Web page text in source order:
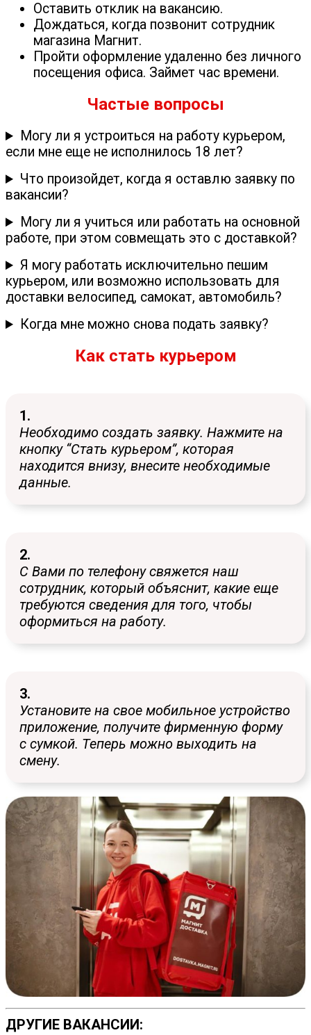
Оставить отклик на вакансию.
Дождаться, когда позвонит сотрудник
магазина Магнит.
Пройти оформление удаленно без личного
посещения офиса. Займет час времени.
Частые вопросы
Могу ли я устроиться на работу курьером,
если мне еще не исполнилось 18 лет?
Что произойдет, когда я оставлю заявку по
вакансии?
Могу ли я учиться или работать на основной
работе, при этом совмещать это с доставкой?
Я могу работать исключительно пешим
курьером, или возможно использовать для
доставки велосипед, самокат, автомобиль?
Когда мне можно снова подать заявку?
Как стать курьером
1.
Необходимо создать заявку. Нажмите на
кнопку “Стать курьером”, которая
находится внизу, внесите необходимые
данные.
2.
С Вами по телефону свяжется наш
сотрудник, который объяснит, какие еще
требуются сведения для того, чтобы
оформиться на работу.
3.
Установите на свое мобильное устройство
приложение, получите фирменную форму
с сумкой. Теперь можно выходить на
смену.
ДРУГИЕ ВАКАНСИИ: